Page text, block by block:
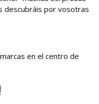
descubráis por vosotras
en el centro de